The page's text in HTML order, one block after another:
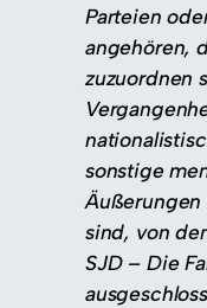
Parteien
angehören,
zuzuordnen
sonstige
sind, von
SJD – Die